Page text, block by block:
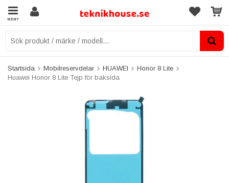
MENY
Startsida Mobilreservdelar HUAWEI
Honor 8 Lite
Huawei Honor 8 Lite Tejp för baksida